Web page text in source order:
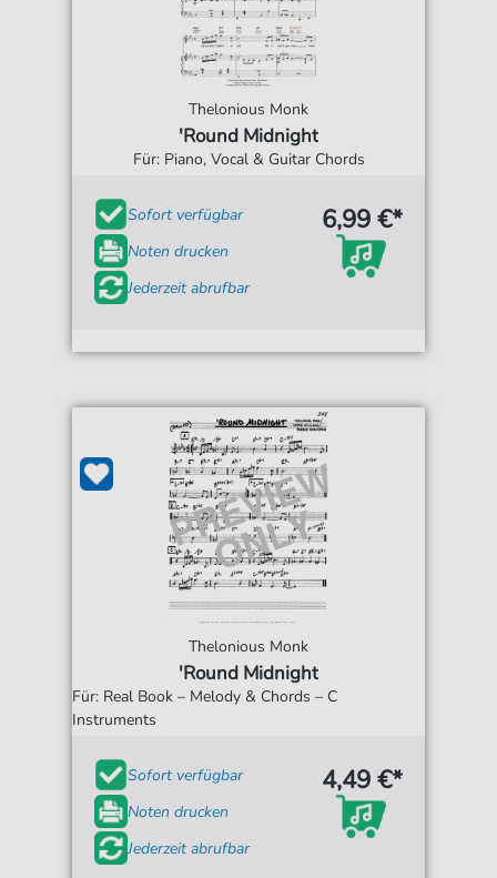
Thelonious Monk
'Round Midnight
Für: Piano, Vocal & Guitar Chords
Sofort verfügbar
Noten drucken
Jederzeit abrufbar
6,99 €*
Thelonious Monk
'Round Midnight
Für: Real Book – Melody & Chords – C
Instruments
Sofort verfügbar
Noten drucken
Jederzeit abrufbar
4,49 €*